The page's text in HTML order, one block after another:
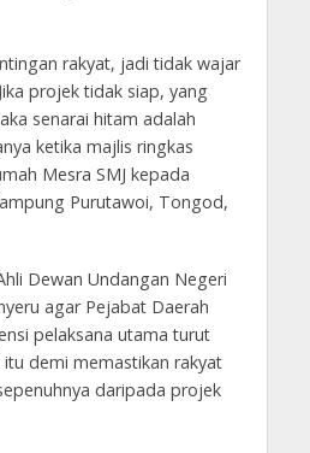
rakyat, jadi tidak wajar
projek tidak siap, yang
senarai hitam adalah
ketika majlis ringkas
Mesra SMJ kepada
Purutawoi, Tongod,
Dewan Undangan Negeri
agar Pejabat Daerah
pelaksana utama turut
demi memastikan rakyat
daripada projek